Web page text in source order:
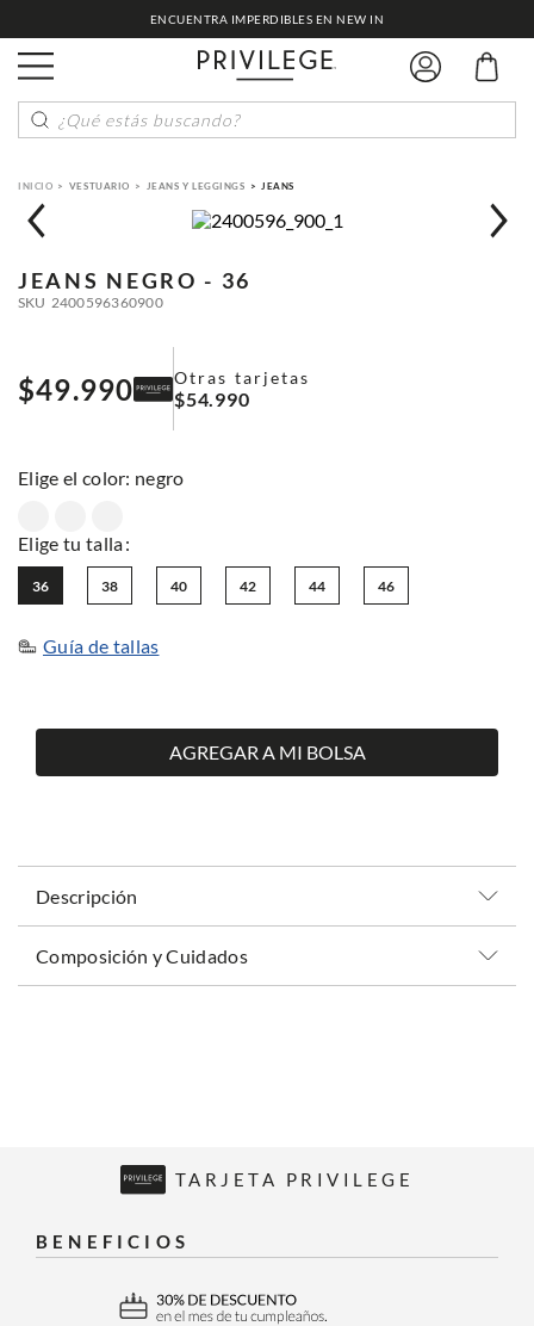
ENCUENTRA IMPERDIBLES EN NEW IN
¿Qué estás buscando?
VESTUARIO JEANS Y LEGGINGS JEANS
JEANS NEGRO - 36
SKU 2400596360900
$49.990 Otras tarjetas
$54.990
: negro
36 38 40 42 44 46
Guía de tallas
AGREGAR A MI BOLSA
Descripción
Composición y Cuidados
TARJETA PRIVILEGE
BENEFICIOS